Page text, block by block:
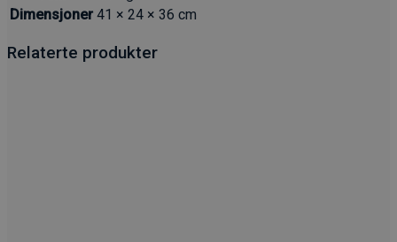
Dimensjoner 41 × 24 × 36 cm
Relaterte produkter